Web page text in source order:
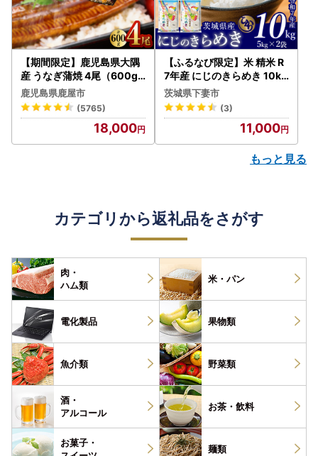
【期間限定】鹿児島県大隅
産 うなぎ蒲焼 4尾（600g
） KN007-004-04-cp18
うなぎ 鰻 魚 惣菜 総菜
鹿児島県鹿屋市
(5765)
18,000
【ふるなび限定】米 精米 R
7年産 にじのきらめき 10kg
10月 FN-Limited-PR
茨城県下妻市
(3)
11,000
もっと見る
カテゴリから返礼品をさがす
肉・
ハム類
米・パン
電化製品 果物類
魚介類 野菜類
酒・
アルコール
お茶・ 飲料
お菓子・
麺類